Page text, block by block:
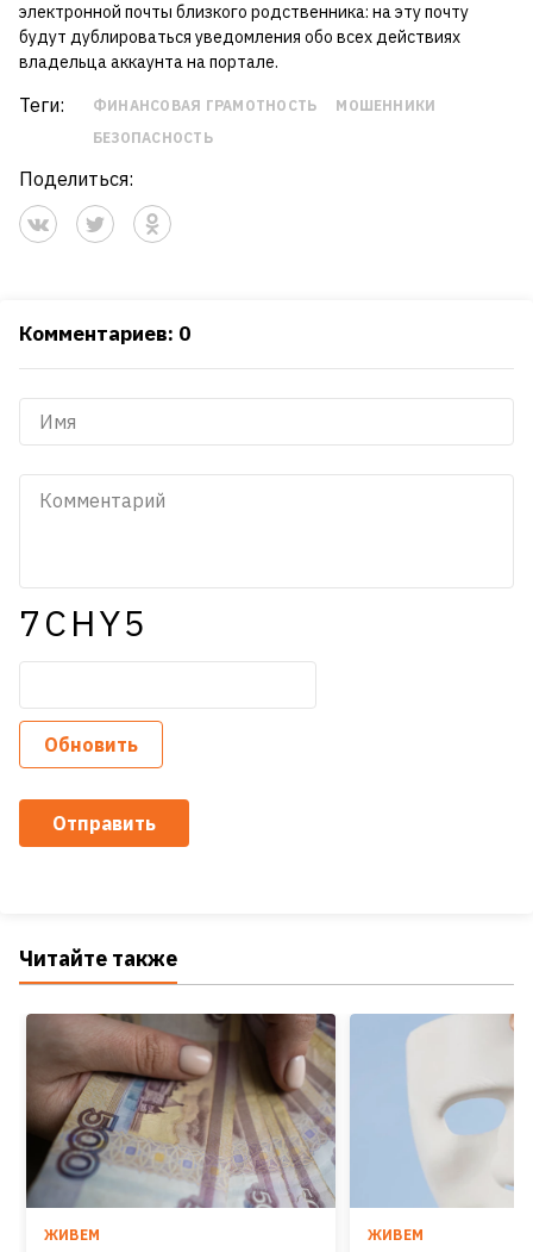
электронной почты близкого родственника: на эту почту
будут дублироваться уведомления обо всех действиях
владельца аккаунта на портале.
Теги: ФИНАНСОВАЯ ГРАМОТНОСТЬ
МОШЕННИКИ
БЕЗОПАСНОСТЬ
Поделиться:
Комментариев: 0
7CHY5
Обновить
Отправить
Читайте также
ЖИВЕМ ЖИВЕМ